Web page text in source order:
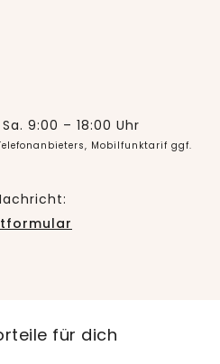
9:00 – 18:00 Uhr
Mobilfunktarif ggf.
für dich